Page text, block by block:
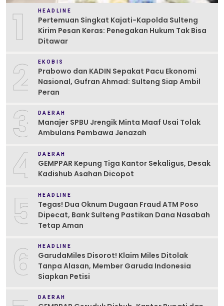
1 HEADLINE
Pertemuan Singkat Kajati-Kapolda Sulteng
Kirim Pesan Keras: Penegakan Hukum Tak Bisa
Ditawar
2 EKOBIS
Prabowo dan KADIN Sepakat Pacu Ekonomi
Nasional, Gufran Ahmad: Sulteng Siap Ambil
Peran
3 DAERAH
Manajer SPBU Jrengik Minta Maaf Usai Tolak
Ambulans Pembawa Jenazah
4 DAERAH
GEMPPAR Kepung Tiga Kantor Sekaligus, Desak
Kadishub Asahan Dicopot
5 HEADLINE
Tegas! Dua Oknum Dugaan Fraud ATM Poso
Dipecat, Bank Sulteng Pastikan Dana Nasabah
Tetap Aman
6 HEADLINE
GarudaMiles Disorot! Klaim Miles Ditolak
Tanpa Alasan, Member Garuda Indonesia
Siapkan Petisi
DAERAH